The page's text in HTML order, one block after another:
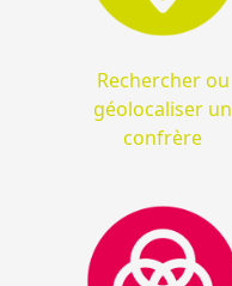
Rechercher ou
géolocaliser un
confrère